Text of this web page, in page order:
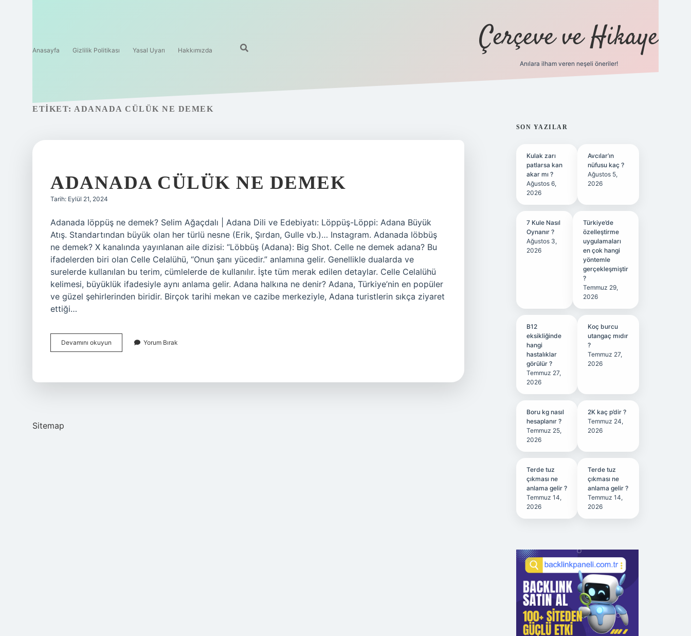
Anasayfa Gizlilik Politikası Yasal Uyarı Hakkımızda Çerçeve ve Hikaye
Anılara ilham veren neşeli öneriler!
ETIKET: ADANADA CÜLÜK NE DEMEK
ADANADA CÜLÜK NE DEMEK
Tarih: Eylül 21, 2024
Adanada löppüş ne demek? Selim Ağaçdalı | Adana Dili ve Edebiyatı: Löppüş-Löppi: Adana Büyük
Atış. Standartından büyük olan her türlü nesne (Erik, Şırdan, Gulle vb.)… Instagram. Adanada löbbüş
ne demek? X kanalında yayınlanan aile dizisi: “Löbbüş (Adana): Big Shot. Celle ne demek adana? Bu
ifadelerden biri olan Celle Celalühü, “Onun şanı yücedir.” anlamına gelir. Genellikle dualarda ve
surelerde kullanılan bu terim, cümlelerde de kullanılır. İşte tüm merak edilen detaylar. Celle Celalühü
kelimesi, büyüklük ifadesiyle aynı anlama gelir. Adana halkına ne denir? Adana, Türkiye’nin en popüler
ve güzel şehirlerinden biridir. Birçok tarihi mekan ve cazibe merkeziyle, Adana turistlerin sıkça ziyaret
ettiği…
Devamını okuyun Adanada
Cülük
Yorum Bırak
Sitemap
SIDEBAR
SON YAZILAR
Kulak zarı
patlarsa kan
akar mı ?
Ağustos 6,
2026
Avcılar’ın
nüfusu kaç ?
Ağustos 5,
2026
7 Kule Nasıl
Oynanır ?
Ağustos 3,
2026
Türkiye’de
özelleştirme
uygulamaları
en çok hangi
yöntemle
gerçekleşmiştir
?
Temmuz 29,
2026
B12
eksikliğinde
hangi
hastalıklar
görülür ?
Temmuz 27,
2026
Koç burcu
utangaç mıdır
?
Temmuz 27,
2026
Boru kg nasıl
hesaplanır ?
Temmuz 25,
2026
2K kaç p’dir ?
Temmuz 24,
2026
Terde tuz
çıkması ne
anlama gelir ?
Temmuz 14,
2026
Terde tuz
çıkması ne
anlama gelir ?
Temmuz 14,
2026